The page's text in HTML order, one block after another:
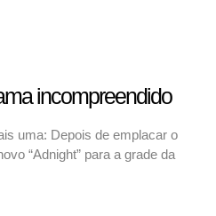
incompreendido
uma: Depois de emplacar o
“Adnight” para a grade da